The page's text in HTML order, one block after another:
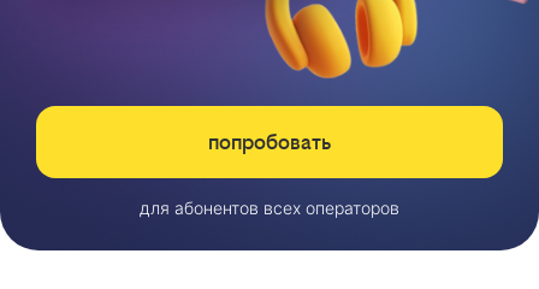
попробовать
для абонентов всех операторов